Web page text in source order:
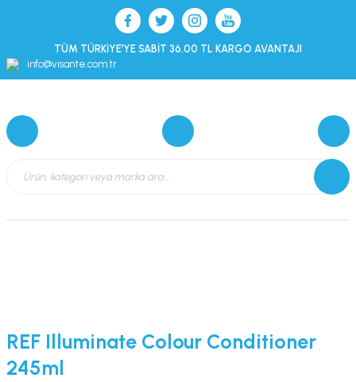
TÜM TÜRKİYE’YE SABİT 36.00 TL KARGO AVANTAJI
info@visante.com.tr
REF Illuminate Colour Conditioner
245ml